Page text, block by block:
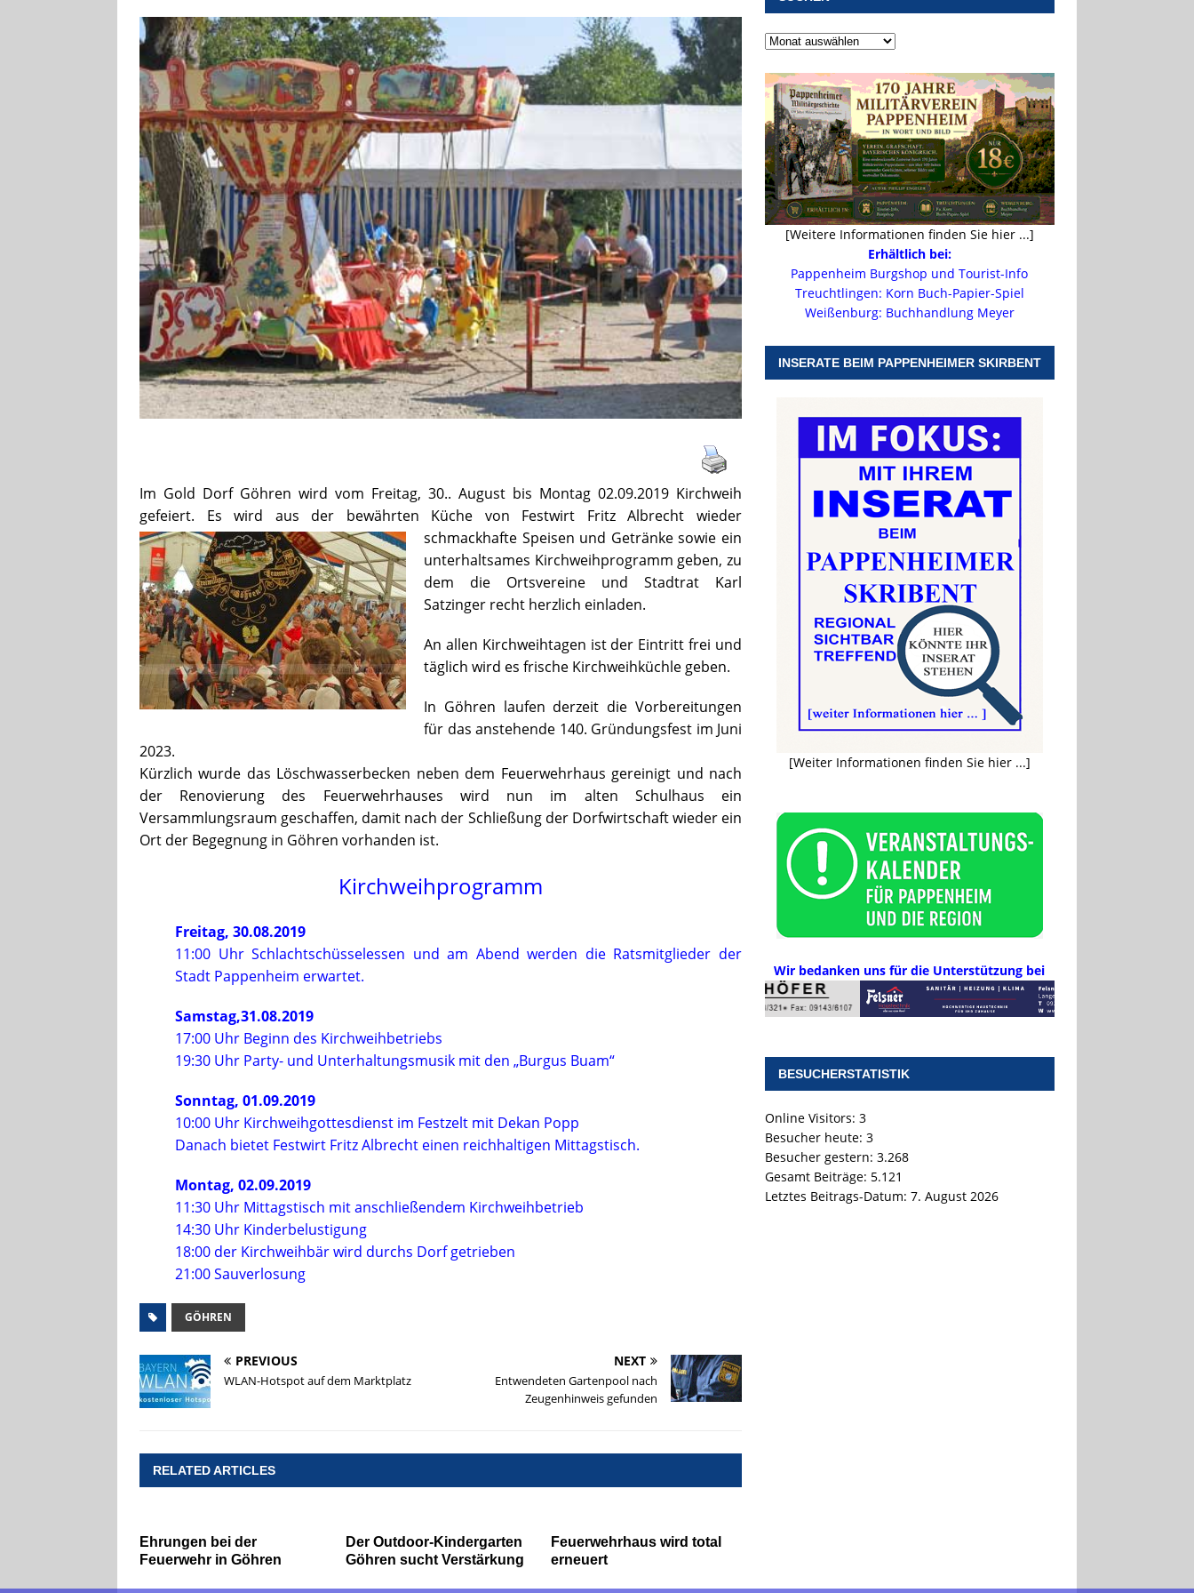
ankommen
VERANSTALTUNGEN
[ 4. August 2026 ] Kanonendonner und Pappenheimer Marsch für Hubert
Aiwanger
VERANSTALTUNGEN
[ 7. August 2026 ] Sommerabendmusik mit Pop und Musicalklängen in
Pappenheim
KIRCHEN
Im Gold Dorf Göhren wird vom Freitag, 30.. August bis Montag 02.09.2019 Kirchweih
gefeiert. Es wird aus der bewährten Küche von Festwirt Fritz Albrecht wieder
schmackhafte Speisen und Getränke sowie ein
unterhaltsames Kirchweihprogramm geben, zu
dem die Ortsvereine und Stadtrat Karl
Satzinger recht herzlich einladen.
An allen Kirchweihtagen ist der Eintritt frei und
täglich wird es frische Kirchweihküchle geben.
In Göhren laufen derzeit die Vorbereitungen
für das anstehende 140. Gründungsfest im Juni
2023.
Kürzlich wurde das Löschwasserbecken neben dem Feuerwehrhaus gereinigt und nach
der Renovierung des Feuerwehrhauses wird nun im alten Schulhaus ein
Versammlungsraum geschaffen, damit nach der Schließung der Dorfwirtschaft wieder ein
Ort der Begegnung in Göhren vorhanden ist.
Kirchweihprogramm
Freitag, 30.08.2019
11:00 Uhr Schlachtschüsselessen und am Abend werden die Ratsmitglieder der
Stadt Pappenheim erwartet.
Samstag,31.08.2019
17:00 Uhr Beginn des Kirchweihbetriebs
19:30 Uhr Party- und Unterhaltungsmusik mit den „Burgus Buam“
Sonntag, 01.09.2019
10:00 Uhr Kirchweihgottesdienst im Festzelt mit Dekan Popp
Danach bietet Festwirt Fritz Albrecht einen reichhaltigen Mittagstisch.
Montag, 02.09.2019
11:30 Uhr Mittagstisch mit anschließendem Kirchweihbetrieb
14:30 Uhr Kinderbelustigung
18:00 der Kirchweihbär wird durchs Dorf getrieben
21:00 Sauverlosung
GÖHREN
PREVIOUS
WLAN-Hotspot auf dem Marktplatz
NEXT
Entwendeten Gartenpool nach
Zeugenhinweis gefunden
RELATED ARTICLES
Ehrungen bei der
Feuerwehr in Göhren
Der Outdoor-Kindergarten
Göhren sucht Verstärkung
Feuerwehrhaus wird total
erneuert
[Weitere Informationen finden Sie hier ...]
Erhältlich bei:
Pappenheim Burgshop und Tourist-Info
Treuchtlingen: Korn Buch-Papier-Spiel
Weißenburg: Buchhandlung Meyer
INSERATE BEIM PAPPENHEIMER SKIRBENT
[Weiter Informationen finden Sie hier ...]
Wir bedanken uns für die Unterstützung bei
BESUCHERSTATISTIK
Online Visitors: 3
Besucher heute: 3
Besucher gestern: 3.268
Gesamt Beiträge: 5.121
Letztes Beitrags-Datum: 7. August 2026